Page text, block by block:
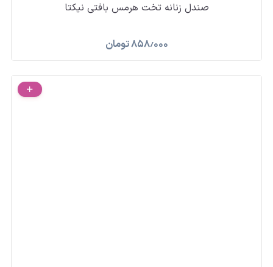
صندل زنانه تخت هرمس بافتی نیکتا
۸۵۸٫۰۰۰تومان